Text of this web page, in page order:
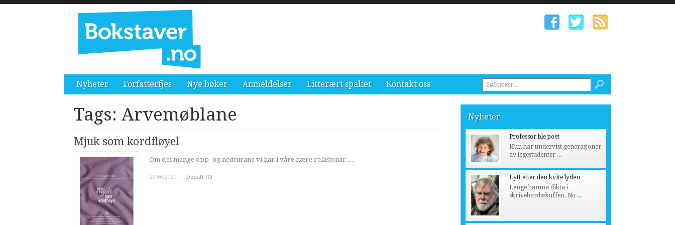
Nyheter Forfatterfjes Nye bøker Anmeldelser Litterært spaltet Kontakt oss
Tags: Arvemøblane
Mjuk som kordfløyel
Om dei mange opp- og nedturane vi har i våre nære relasjonar ...
23.06.2021 | Debatt (0)
Nyheter
Professor ble poet
Hun har undervist generasjoner
av legestudenter ...
Lytt etter den kvite lyden
Lenge hamna dikta i
skrivebordsskuffen. No ...